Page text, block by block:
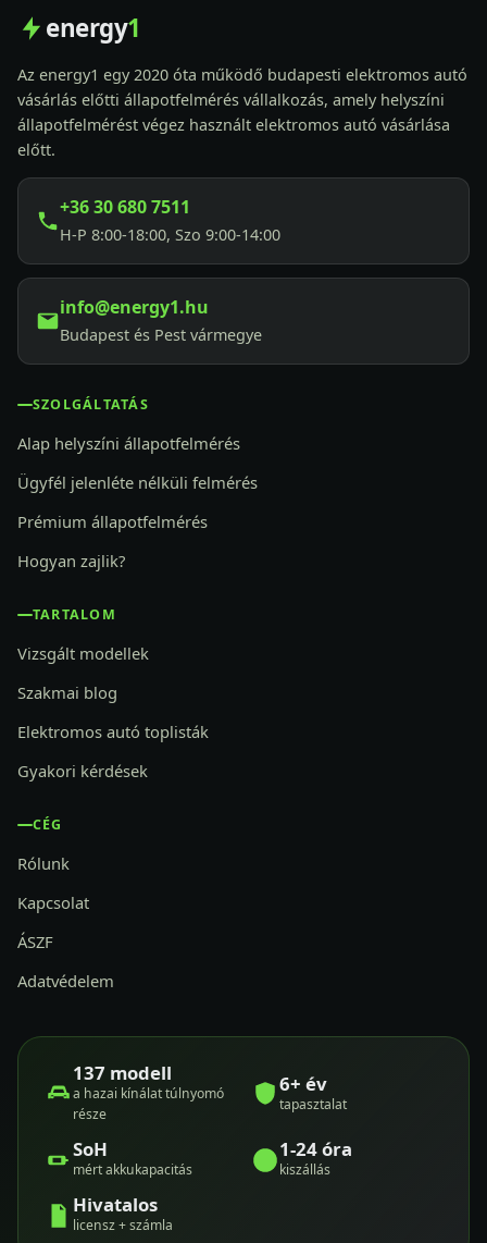
energy1
Az energy1 egy 2020 óta működő budapesti elektromos autó
vásárlás előtti állapotfelmérés vállalkozás, amely helyszíni
állapotfelmérést végez használt elektromos autó vásárlása
előtt.
+36 30 680 7511
H-P 8:00-18:00, Szo 9:00-14:00
info@energy1.hu
Budapest és Pest vármegye
SZOLGÁLTATÁS
Alap helyszíni állapotfelmérés
Ügyfél jelenléte nélküli felmérés
Prémium állapotfelmérés
Hogyan zajlik?
TARTALOM
Vizsgált modellek
Szakmai blog
Elektromos autó toplisták
Gyakori kérdések
CÉG
Rólunk
Kapcsolat
ÁSZF
Adatvédelem
137 modell
a hazai kínálat túlnyomó
része
6+ év
tapasztalat
SoH
mért akkukapacitás
1-24 óra
kiszállás
Hivatalos
licensz + számla